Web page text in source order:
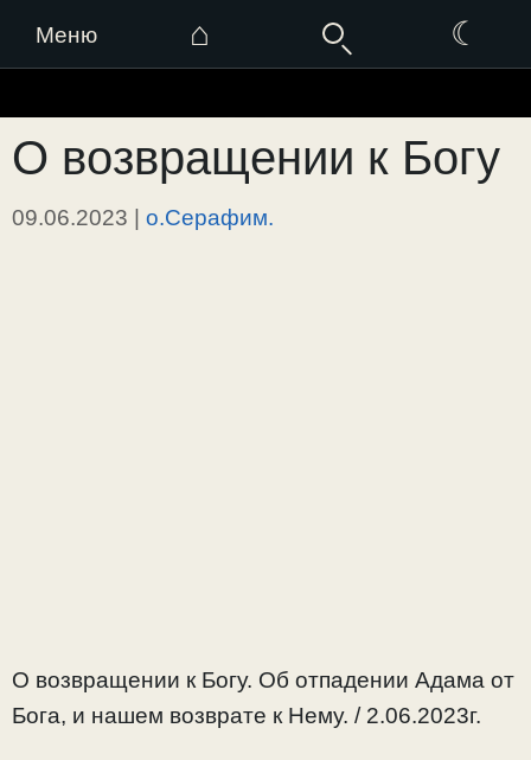
Меню ⌂ ☾
к
содержимому
О возвращении к Богу
09.06.2023 | о.Серафим.
О возвращении к Богу. Об отпадении Адама от
Бога, и нашем возврате к Нему. / 2.06.2023г.